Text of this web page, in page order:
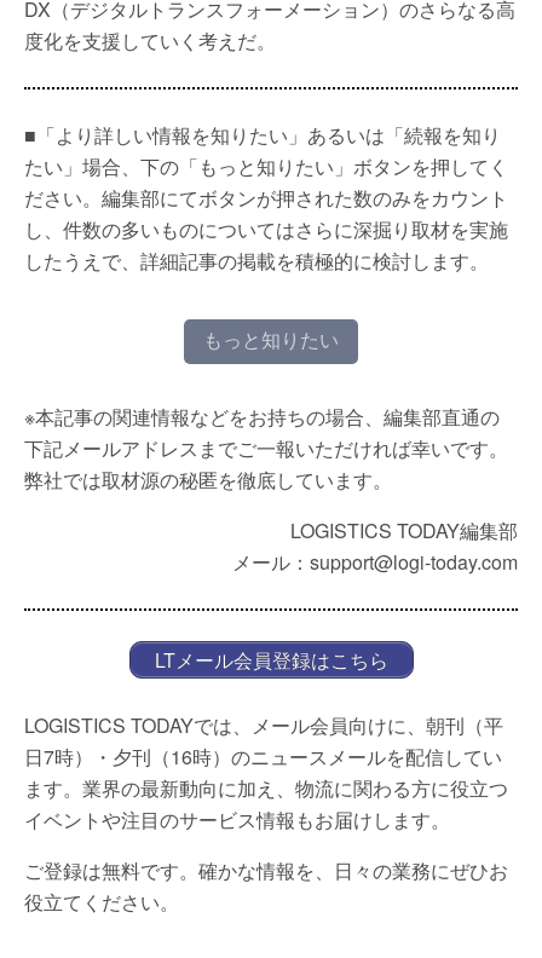
DX（デジタルトランスフォーメーション）のさらなる高
度化を支援していく考えだ。
■「より詳しい情報を知りたい」あるいは「続報を知り
たい」場合、下の「もっと知りたい」ボタンを押してく
ださい。編集部にてボタンが押された数のみをカウント
し、件数の多いものについてはさらに深掘り取材を実施
したうえで、詳細記事の掲載を積極的に検討します。
もっと知りたい
※本記事の関連情報などをお持ちの場合、編集部直通の
下記メールアドレスまでご一報いただければ幸いです。
弊社では取材源の秘匿を徹底しています。
LOGISTICS TODAY編集部
メール：support@logi-today.com
LTメール会員登録はこちら
LOGISTICS TODAYでは、メール会員向けに、朝刊（平
日7時）・夕刊（16時）のニュースメールを配信してい
ます。業界の最新動向に加え、物流に関わる方に役立つ
イベントや注目のサービス情報もお届けします。
ご登録は無料です。確かな情報を、日々の業務にぜひお
役立てください。